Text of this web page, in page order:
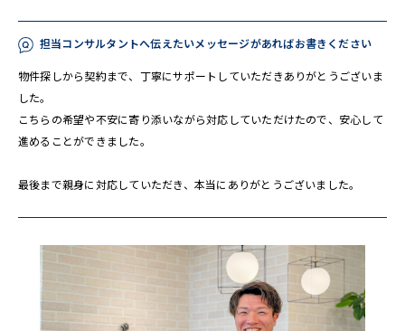
担当コンサルタントへ伝えたいメッセージがあればお書きください
物件探しから契約まで、丁寧にサポートしていただきありがとうございま
した。
こちらの希望や不安に寄り添いながら対応していただけたので、安心して
進めることができました。
最後まで親身に対応していただき、本当にありがとうございました。